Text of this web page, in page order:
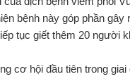
bệnh này góp phần gây
tục giết thêm 20 người
cơ hội đầu tiên trong giai